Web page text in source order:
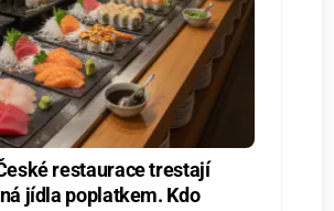
restaurace trestají
jídla poplatkem. Kdo